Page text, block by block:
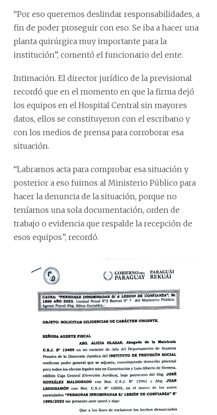
“Por eso queremos deslindar responsabilidades, a
fin de poder proseguir con eso. Se iba a hacer una
planta quirúrgica muy importante para la
institución”, comentó el funcionario del ente.
Intimación. El director jurídico de la previsional
recordó que en el momento en que la firma dejó
los equipos en el Hospital Central sin mayores
datos, ellos se constituyeron con el escribano y
con los medios de prensa para corroborar esa
situación.
“Labramos acta para comprobar esa situación y
posterior a eso fuimos al Ministerio Público para
hacer la denuncia de la situación, porque no
teníamos una sola documentación, orden de
trabajo o evidencia que respalde la recepción de
esos equipos”, recordó.